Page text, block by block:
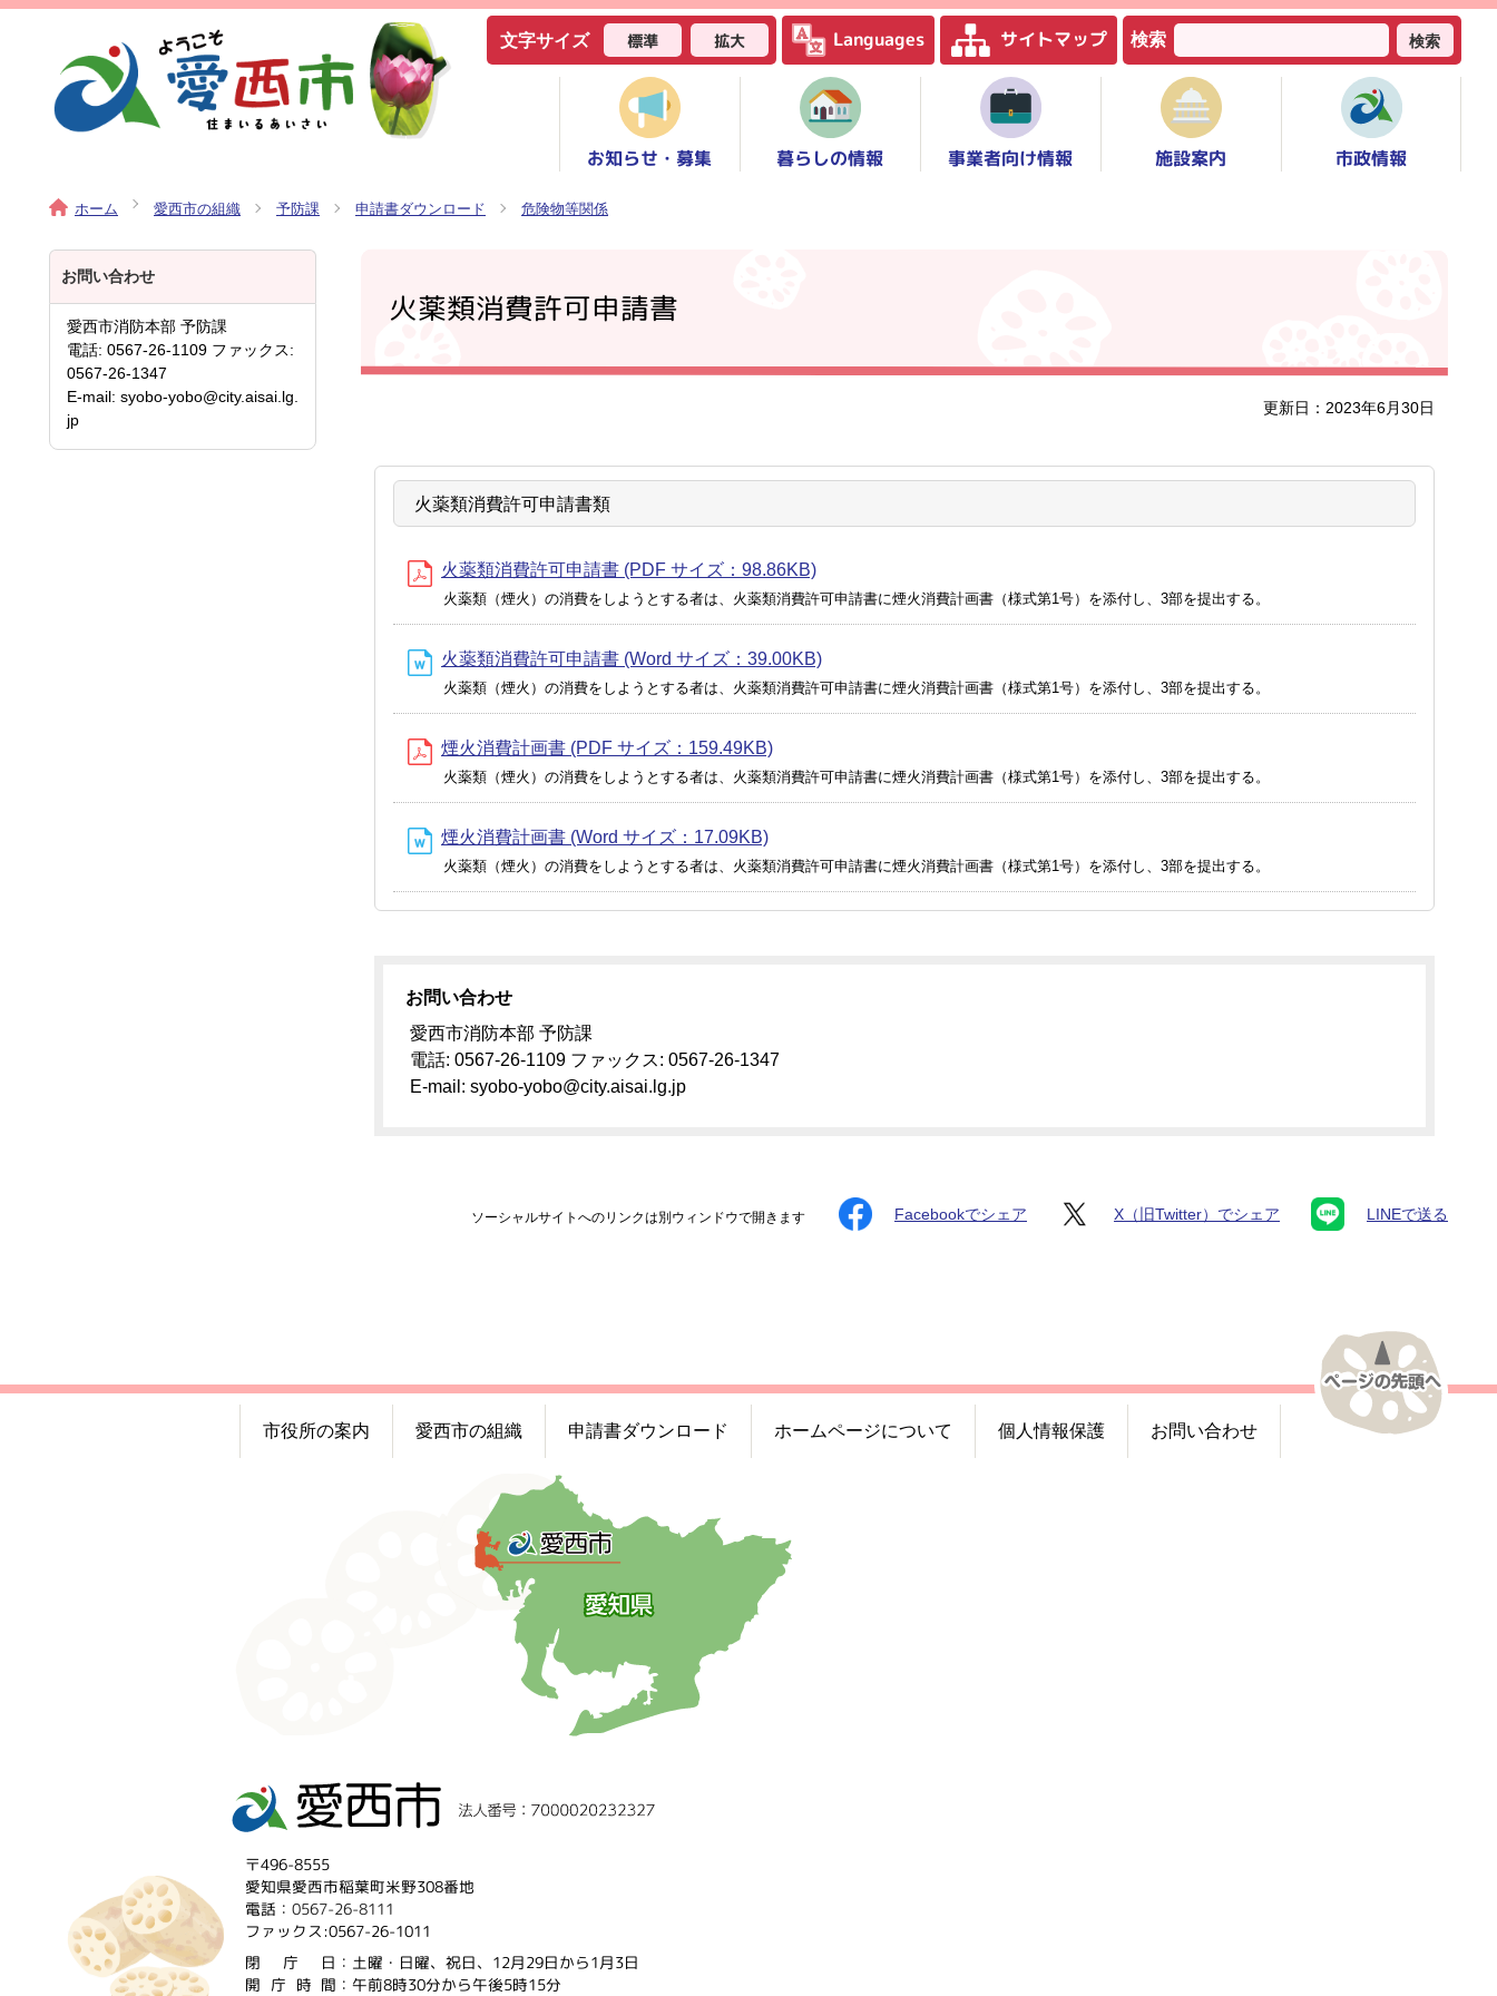
文字サイズ 標準 拡大 Languages サイトマップ 検索 検索
お知らせ・募集 暮らしの情報 事業者向け情報 施設案内 市政情報
ホーム 愛西市の組織 予防課 申請書ダウンロード 危険物等関係
火薬類消費許可申請書
更新日：2023年6月30日
火薬類消費許可申請書類
火薬類消費許可申請書 (PDF サイズ：98.86KB)
火薬類（煙火）の消費をしようとする者は、火薬類消費許可申請書に煙火消費計画書（様式第1号）を添付し、3部を提出する。
火薬類消費許可申請書 (Word サイズ：39.00KB)
火薬類（煙火）の消費をしようとする者は、火薬類消費許可申請書に煙火消費計画書（様式第1号）を添付し、3部を提出する。
煙火消費計画書 (PDF サイズ：159.49KB)
火薬類（煙火）の消費をしようとする者は、火薬類消費許可申請書に煙火消費計画書（様式第1号）を添付し、3部を提出する。
煙火消費計画書 (Word サイズ：17.09KB)
火薬類（煙火）の消費をしようとする者は、火薬類消費許可申請書に煙火消費計画書（様式第1号）を添付し、3部を提出する。
お問い合わせ
愛西市消防本部 予防課
電話: 0567-26-1109 ファックス: 0567-26-1347
E-mail: syobo-yobo@city.aisai.lg.jp
お問い合わせ
愛西市消防本部 予防課
電話: 0567-26-1109 ファックス:
0567-26-1347
E-mail: syobo-yobo@city.aisai.lg.
jp
ソーシャルサイトへのリンクは別ウィンドウで開きます Facebookでシェア X（旧Twitter）でシェア LINEで送る
市役所の案内 愛西市の組織 申請書ダウンロード ホームページについて 個人情報保護 お問い合わせ
〒496-8555
愛知県愛西市稲葉町米野308番地
電話：0567-26-8111
ファックス:0567-26-1011
閉庁 日：土曜・日曜、祝日、12月29日から1月3日
開庁時 間：午前8時30分から午後5時15分